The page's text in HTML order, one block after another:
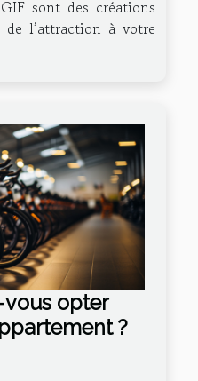
sont des créations
l’attraction à votre
opter
?